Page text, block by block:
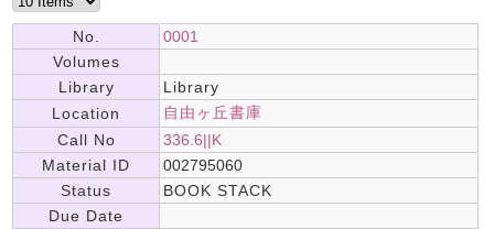
No.
0001
Volumes
Library
Library
Location
自由ヶ丘書庫
Call No
336.6||K
Material ID
002795060
Status
BOOK STACK
Due Date